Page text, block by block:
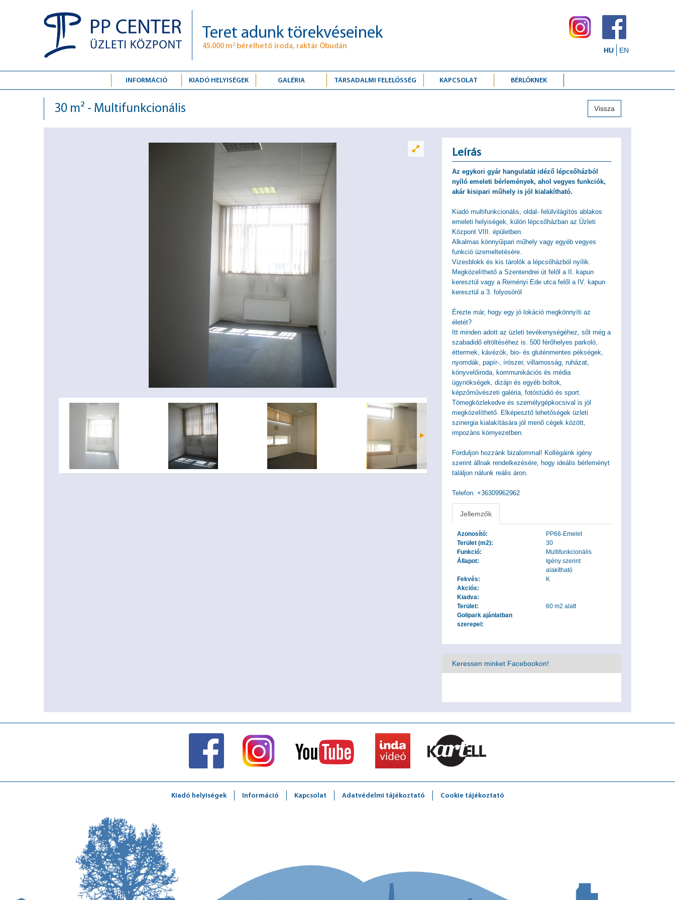
Teret adunk törekvéseinek
45.000 m 2bérelhető iroda, raktár Óbudán HU EN
INFORMÁCIÓ KIADÓ HELYISÉGEK GALÉRIA TÁRSADALMI FELELŐSSÉG KAPCSOLAT BÉRLŐKNEK
30 m² - Multifunkcionális Vissza
Leírás
Az egykori gyár hangulatát idéző lépcsőházból
nyíló emeleti bérlemények, ahol vegyes funkciók,
akár kisipari műhely is jól kialakítható.
Kiadó multifunkcionális, oldal- felülvilágítós ablakos
emeleti helyiségek, külön lépcsőházban az Üzleti
Központ VIII. épületben.
Alkalmas könnyűipari műhely vagy egyéb vegyes
funkció üzemeltetésére.
Vizesblokk és kis tárolók a lépcsőházból nyílik.
Megközelíthető a Szentendrei út felől a II. kapun
keresztül vagy a Reményi Ede utca felől a IV. kapun
keresztül a 3. folyosóról
Érezte már, hogy egy jó lokáció megkönnyíti az
életét?
Itt minden adott az üzleti tevékenységéhez, sőt még a
szabadidő eltöltéséhez is. 500 férőhelyes parkoló,
éttermek, kávézók, bio- és gluténmentes pékségek,
nyomdák, papír-, írószer, villamosság, ruházat,
könyvelőiroda, kommunikációs és média
ügynökségek, dizájn és egyéb boltok,
képzőművészeti galéria, fotóstúdió és sport.
Tömegközlekedve és személygépkocsival is jól
megközelíthető. Elképesztő lehetőségek üzleti
szinergia kialakítására jól menő cégek között,
impozáns környezetben.
Forduljon hozzánk bizalommal! Kollégáink igény
szerint állnak rendelkezésére, hogy ideális bérleményt
találjon nálunk reális áron.
Telefon: +36309962962
Jellemzők
Azonosító:
PP66-Emelet
Terület (m2):
30
Funkció:
Multifunkcionális
Állapot:
Igény szerint
alakítható
Fekvés:
K
Akciós:
Kiadva:
Terület:
60 m2 alatt
Golipark ajánlatban
szerepel:
Keressen minket Facebookon!
Kiadó helyiségek Információ Kapcsolat Adatvédelmi tájékoztató Cookie tájékoztató